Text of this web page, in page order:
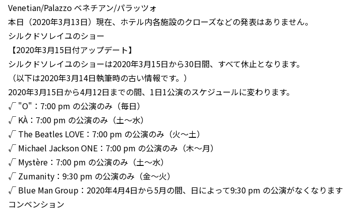
Venetian/Palazzo ベネチアン/パラッツォ
本日（2020年3月13日）現在、ホテル内各施設のクローズなどの発表はありません。
シルクドソレイユのショー
【2020年3月15日付アップデート】
シルクドソレイユのショーは2020年3月15日から30日間、すべて休止となります。
（以下は2020年3月14日執筆時の古い情報です。）
2020年3月15日から4月12日までの間、1日1公演のスケジュールに変わります。
√ "O"：7:00 pm の公演のみ（毎日）
√ KÀ：7:00 pm の公演のみ（土〜水）
√ The Beatles LOVE：7:00 pm の公演のみ（火〜土）
√ Michael Jackson ONE：7:00 pm の公演のみ（木〜月）
√ Mystère：7:00 pm の公演のみ（土〜水）
√ Zumanity：9:30 pm の公演のみ（金〜火）
√ Blue Man Group：2020年4月4日から5月の間、日によって9:30 pm の公演がなくなります
コンベンション